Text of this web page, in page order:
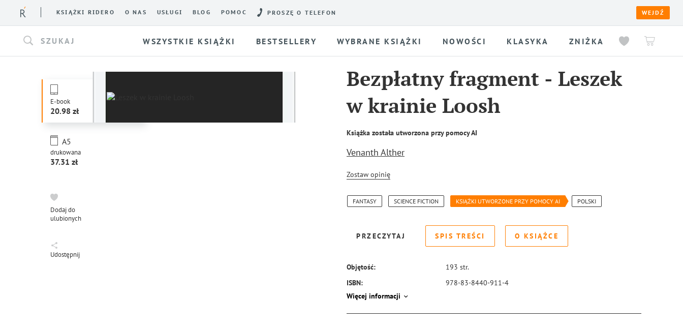
KSIĄŻKI RIDERO O NAS USŁUGI BLOG POMOC PROSZĘ O TELEFON WEJDŹ
SZUKAJ WSZYSTKIE KSIĄŻKI BESTSELLERY WYBRANE KSIĄŻKI NOWOŚCI KLASYKA ZNIŻKA
E-book
20.98
drukowana
A5
37.31
Dodaj do
ulubionych
Udostępnij
Bezpłatny fragment - Leszek
w krainie Loosh
Książka została utworzona przy pomocy AI
Venanth Alther
Zostaw opinię
FANTASY SCIENCE FICTION KSIĄŻKI UTWORZONE PRZY POMOCY AI POLSKI
PRZECZYTAJ SPIS TREŚCI O KSIĄŻCE
Objętość: 193 str.
ISBN:
978-83-8440-911-4
Więcej informacji